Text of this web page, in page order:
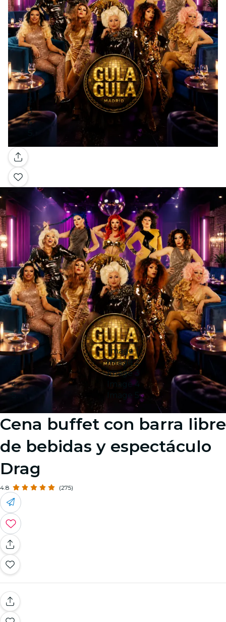
Galería
Image 1
Image 2
Image 3
Image 4
Image 5
Cena buffet con barra libre
de bebidas y espectáculo
Drag
4.8 (275)